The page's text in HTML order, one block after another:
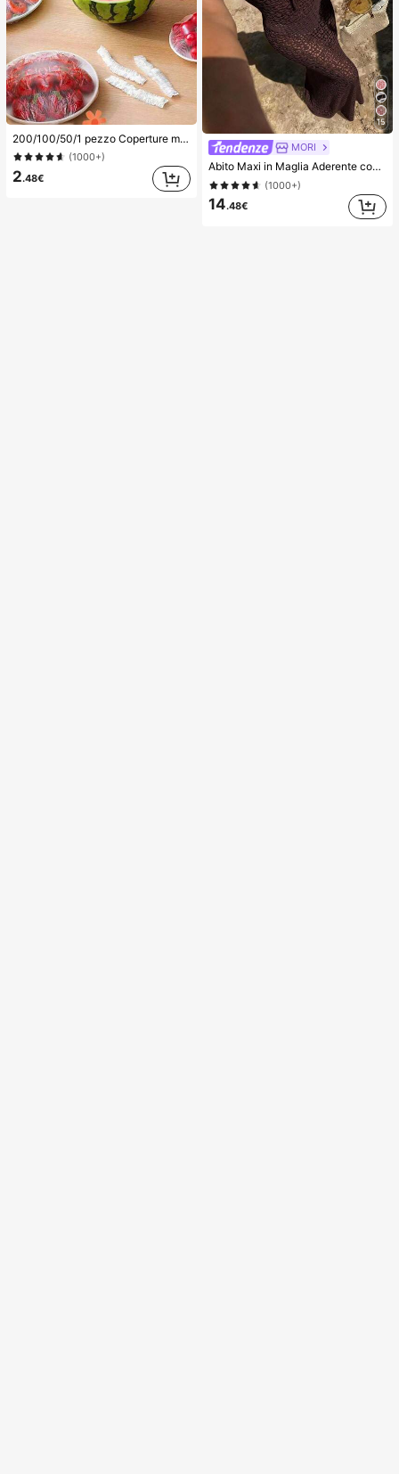
200/100/50/1 pezzo Coperture monouso in pellicola trasparente per alimenti, Coperture per doccia, Sacchetti termoretraibili monouso multifunzione, Copriscarpe monouso, Pellicola trasparente da cucina rinforzata, Coperture per conservazione alimenti in frigorifero domestico, Coperture elastiche estensibili, Uso quotidiano
(1000+)
2.48€
15
MORI
Abito Maxi in Maglia Aderente con Scollo a V e Laccetti Marrone, Nuovo per Primavera/Estate, Stile Y2K Bohémien con Dettagli Traforati, Elegante e Casual per Spiaggia e Vacanze, Vacationcore
(1000+)
14.48€